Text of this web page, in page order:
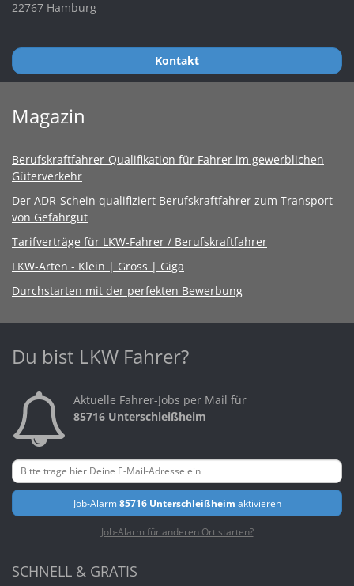
22767 Hamburg
Kontakt
Magazin
Berufskraftfahrer-Qualifikation für Fahrer im gewerblichen
Güterverkehr
Der ADR-Schein qualifiziert Berufskraftfahrer zum Transport
von Gefahrgut
Tarifverträge für LKW-Fahrer / Berufskraftfahrer
LKW-Arten - Klein | Gross | Giga
Durchstarten mit der perfekten Bewerbung
Du bist LKW Fahrer?
Aktuelle Fahrer-Jobs per Mail für
85716 Unterschleißheim
Job-Alarm85716 Unterschleißheim aktivieren
Job-Alarm für anderen Ort starten?
SCHNELL & GRATIS